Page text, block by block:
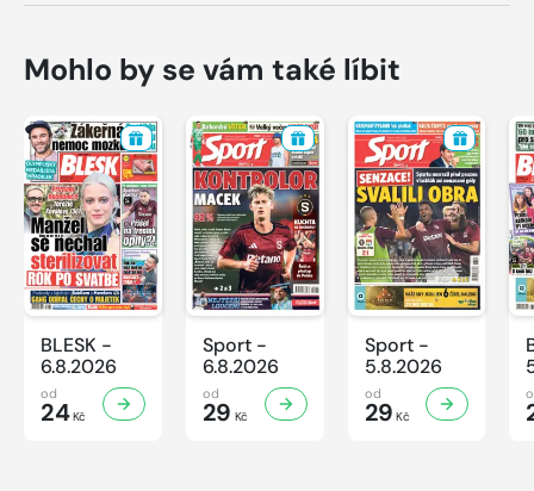
Mohlo by se vám také líbit
BLESK -
6.8.2026
od
24Kč
Sport -
6.8.2026
od
29 Kč
Sport -
5.8.2026
od
29 Kč